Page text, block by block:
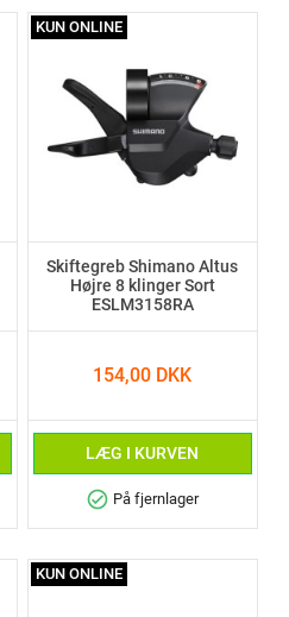
Skiftegreb Shimano Altus
Højre 8 klinger Sort
ESLM3158RA
154,00 DKK
LÆG I KURVEN
check_circle På fjernlager
KUN ONLINE
KUN ONLINE